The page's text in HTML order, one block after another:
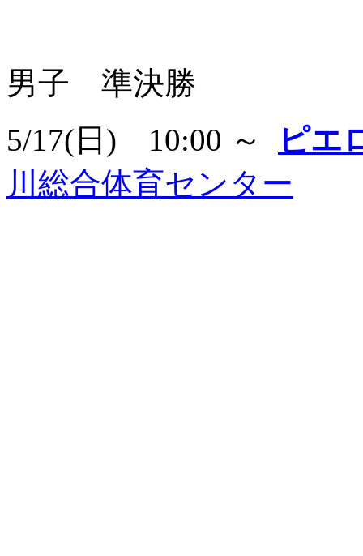
男子 準決勝
5/17(日) 10:00 ～
ピエ
川総合体育センター